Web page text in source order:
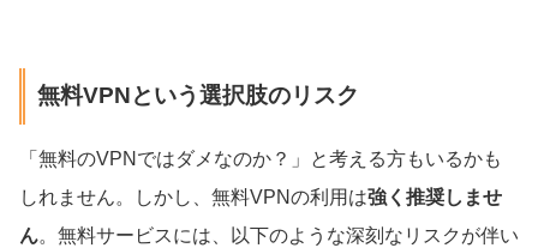
無料VPNという選択肢のリスク
「無料のVPNではダメなのか？」と考える方もいるかも
しれません。しかし、無料VPNの利用は強く推奨しませ
ん。無料サービスには、以下のような深刻なリスクが伴い